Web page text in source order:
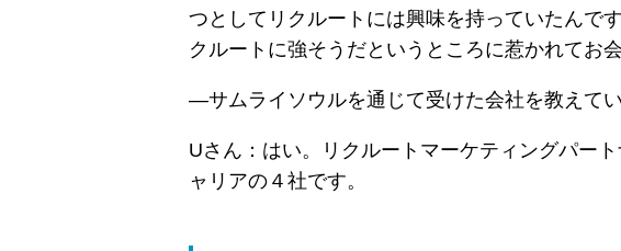
つとしてリクルートには興味を持っていたんで
クルートに強そうだというところに惹かれてお
―サムライソウルを通じて受けた会社を教えてい
Uさん：はい。リクルートマーケティングパー
ャリアの４社です。